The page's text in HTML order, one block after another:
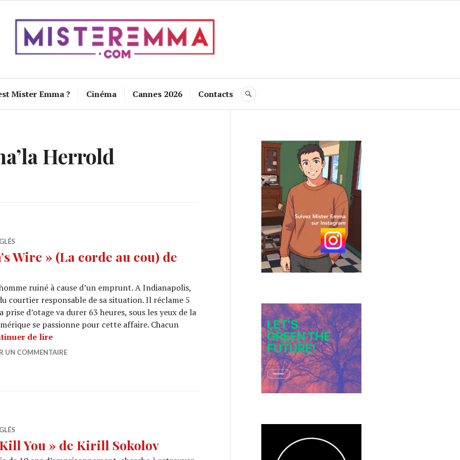
Mister Emma ? Cinéma Cannes 2026 Contacts RECHERCHE
Herrold
Wire » (La corde au cou) de
ruiné à cause d’un emprunt. A Indianapolis,
courtier responsable de sa situation. Il réclame 5
d’otage va durer 63 heures, sous les yeux de la
se passionne pour cette affaire. Chacun
de lireCINEMA : « Dead Man’s Wire » (La corde au cou) de Gus Van Sant
UN COMMENTAIRE
You » de Kirill Sokolov